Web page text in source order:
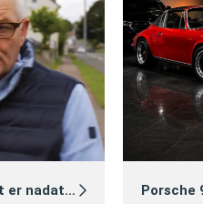
hebt gekocht? Porsche 911